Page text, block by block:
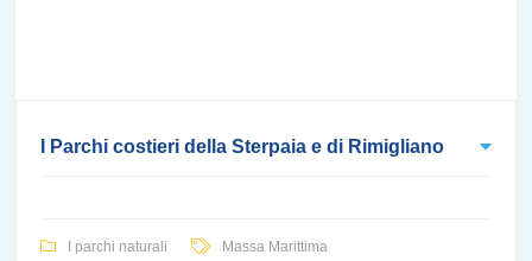
I Parchi costieri della Sterpaia e di Rimigliano
I parchi naturali Massa Marittima